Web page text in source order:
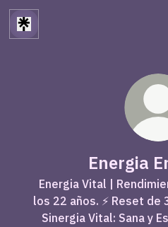
Energia
Energia Vital |
los 22 años. ⚡ Reset de
Sinergia Vital: Sana y